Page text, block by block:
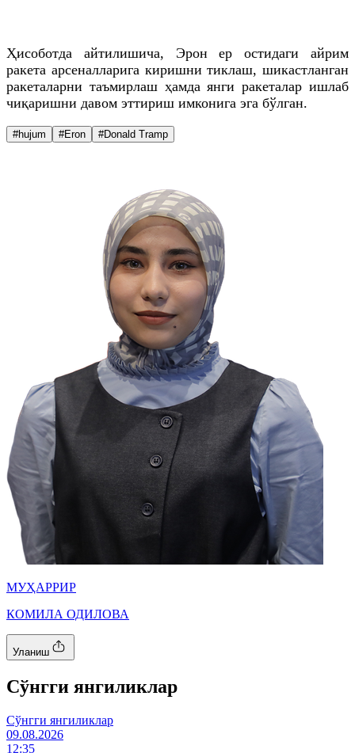
Ҳисоботда айтилишича, Эрон ер остидаги айрим
ракета арсеналларига киришни тиклаш, шикастланган
ракеталарни таъмирлаш ҳамда янги ракеталар ишлаб
чиқаришни давом эттириш имконига эга бўлган.
#hujum #Eron #Donald Tramp
МУҲАРРИР
КОМИЛА ОДИЛОВА
Уланиш
Cўнгги янгиликлар
Cўнгги янгиликлар
09.08.2026
12:35